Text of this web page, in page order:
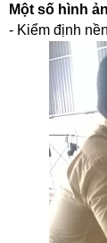
Một số hình
- Kiểm định